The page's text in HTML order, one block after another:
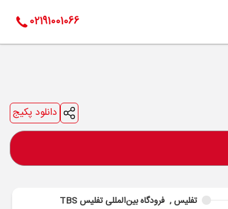
02191001066
دانلود پکیج
تفلیس , فرودگاه بین‌المللی تفلیس TBS